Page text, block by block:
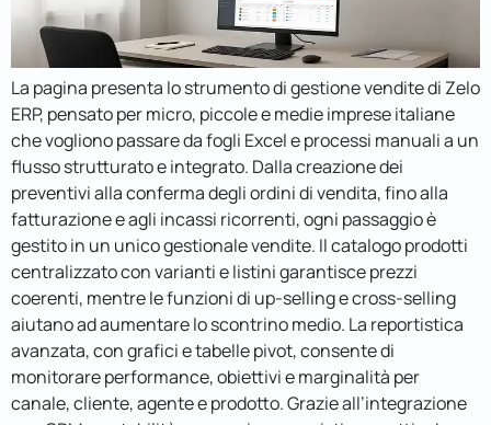
La pagina presenta lo strumento di gestione vendite di Zelo
ERP, pensato per micro, piccole e medie imprese italiane
che vogliono passare da fogli Excel e processi manuali a un
flusso strutturato e integrato. Dalla creazione dei
preventivi alla conferma degli ordini di vendita, fino alla
fatturazione e agli incassi ricorrenti, ogni passaggio è
gestito in un unico gestionale vendite. Il catalogo prodotti
centralizzato con varianti e listini garantisce prezzi
coerenti, mentre le funzioni di up-selling e cross-selling
aiutano ad aumentare lo scontrino medio. La reportistica
avanzata, con grafici e tabelle pivot, consente di
monitorare performance, obiettivi e marginalità per
canale, cliente, agente e prodotto. Grazie all’integrazione